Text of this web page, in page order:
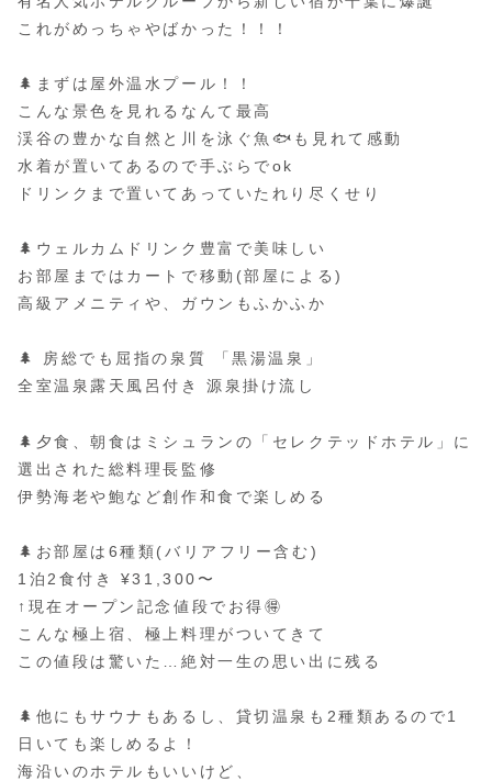
これがめっちゃやばかった！！！
🌲まずは屋外温水プール！！
こんな景色を見れるなんて最高
渓谷の豊かな自然と川を泳ぐ魚🐟も見れて感動
水着が置いてあるので手ぶらでok
ドリンクまで置いてあっていたれり尽くせり
🌲ウェルカムドリンク豊富で美味しい
お部屋まではカートで移動(部屋による)
高級アメニティや、ガウンもふかふか
🌲 房総でも屈指の泉質 「黒湯温泉」
全室温泉露天風呂付き 源泉掛け流し
🌲夕食、朝食はミシュランの「セレクテッドホテル」に
選出された総料理長監修
伊勢海老や鮑など創作和食で楽しめる
🌲お部屋は6種類(バリアフリー含む)
1泊2食付き ¥31,300〜
↑現在オープン記念値段でお得🉐
こんな極上宿、極上料理がついてきて
この値段は驚いた…絶対一生の思い出に残る
🌲他にもサウナもあるし、貸切温泉も2種類あるので1
日いても楽しめるよ！
海沿いのホテルもいいけど、